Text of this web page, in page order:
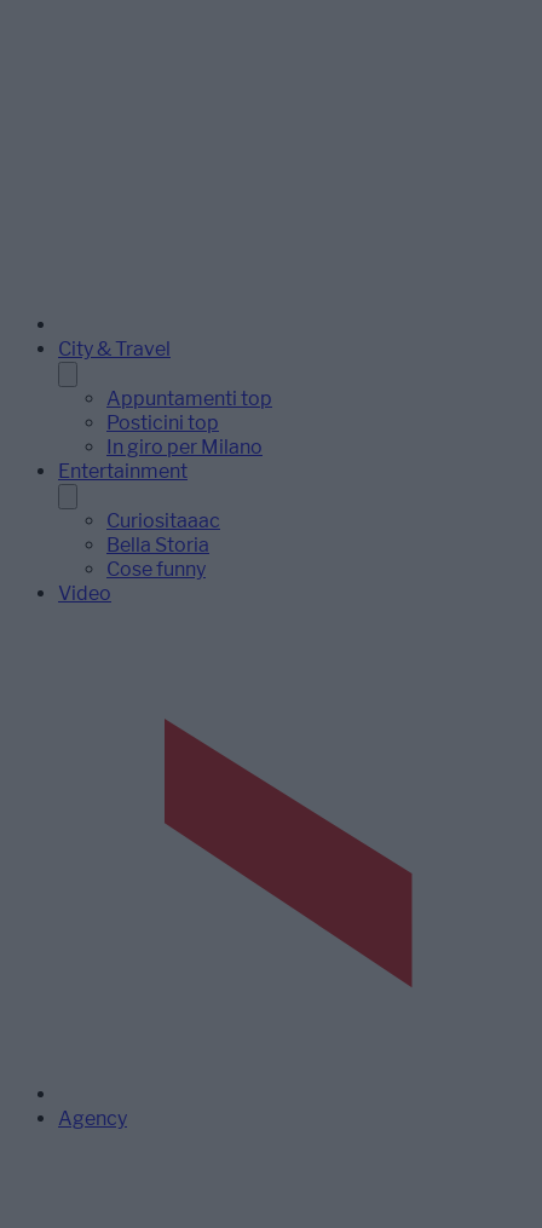
City & Travel
Appuntamenti top
Posticini top
In giro per Milano
Entertainment
Curiositaaac
Bella Storia
Cose funny
Video
Agency